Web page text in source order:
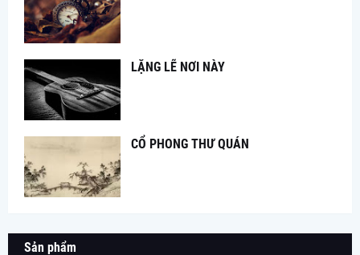
LẶNG LẼ NƠI NÀY
CỔ PHONG THƯ QUÁN
Sản phẩm